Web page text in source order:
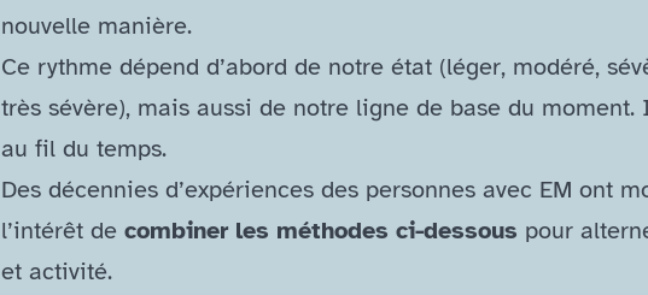
nouvelle manière.
Ce rythme dépend d’abord de notre état (léger, modéré,
très sévère), mais aussi de notre ligne de base du moment.
au fil du temps.
Des décennies d’expériences des personnes avec EM ont
l’intérêt de combiner les méthodes ci-​dessous pour
et activité.